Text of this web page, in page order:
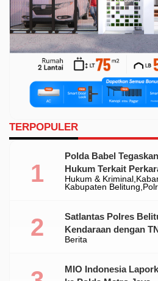
TERPOPULER
Hukum & Kriminal
Kabupaten Belitung
Polda Babel
Hukum Terkait
Ilegal Di Belitung
Berita
Satlantas Polres
Kendaraan dengan
Standar
MIO Indonesia